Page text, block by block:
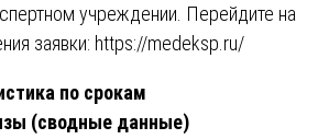
учреждении. Перейдите на
заявки: https://medeksp.ru/
по срокам
(сводные данные)